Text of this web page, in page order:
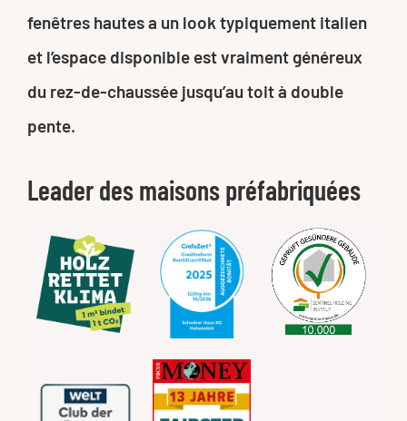
fenêtres hautes a un look typiquement italien
et l’espace disponible est vraiment généreux
du rez-de-chaussée jusqu’au toit à double
pente.
Leader des maisons préfabriquées